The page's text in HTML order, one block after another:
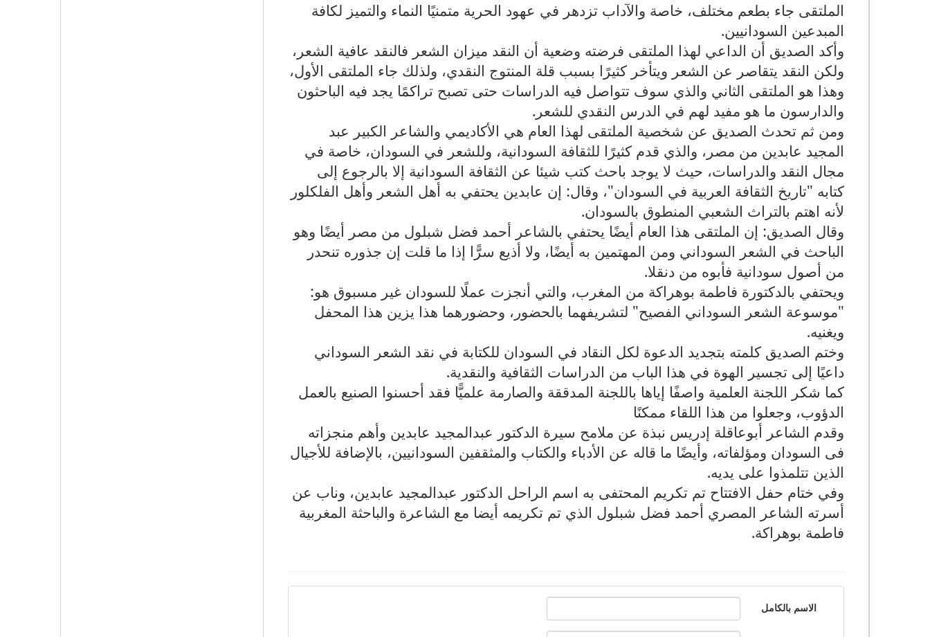
الملتقى جاء بطعم مختلف، خاصة والآداب تزدهر في عهود الحرية متمنيًا النماء والتميز لكافة
المبدعين السودانيين.
وأكد الصديق أن الداعي لهذا الملتقى فرضته وضعية أن النقد ميزان الشعر فالنقد عافية الشعر،
ولكن النقد يتقاصر عن الشعر ويتأخر كثيرًا بسبب قلة المنتوج النقدي، ولذلك جاء الملتقى الأول،
وهذا هو الملتقى الثاني والذي سوف تتواصل فيه الدراسات حتى تصبح تراكمًا يجد فيه الباحثون
والدارسون ما هو مفيد لهم في الدرس النقدي للشعر .
ومن ثم تحدث الصديق عن شخصية الملتقى لهذا العام هي الأكاديمي والشاعر الكبير عبد
المجيد عابدين من مصر، والذي قدم كثيرًا للثقافة السودانية، وللشعر في السودان، خاصة في
مجال النقد والدراسات، حيث لا يوجد باحث كتب شيئا عن الثقافة السودانية إلا بالرجوع إلى
كتابه "تاريخ الثقافة العربية في السودان"، وقال: إن عابدين يحتفي به أهل الشعر وأهل الفلكلور
لأنه اهتم بالتراث الشعبي المنطوق بالسودان.
وقال الصديق: إن الملتقى هذا العام أيضًا يحتفي بالشاعر أحمد فضل شبلول من مصر أيضًا وهو
الباحث في الشعر السوداني ومن المهتمين به أيضًا، ولا أذيع سرًّا إذا ما قلت إن جذوره تنحدر
من أصول سودانية فأبوه من دنقلا.
ويحتفي بالدكتورة فاطمة بوهراكة من المغرب، والتي أنجزت عملًا للسودان غير مسبوق هو:
"موسوعة الشعر السوداني الفصيح" لتشريفهما بالحضور، وحضورهما هذا يزين هذا المحفل
ويغنيه.
وختم الصديق كلمته بتجديد الدعوة لكل النقاد في السودان للكتابة في نقد الشعر السوداني
داعيًا إلى تجسير الهوة في هذا الباب من الدراسات الثقافية والنقدية.
كما شكر اللجنة العلمية واصفًا إياها باللجنة المدققة والصارمة علميًّا فقد أحسنوا الصنيع بالعمل
الدؤوب، وجعلوا من هذا اللقاء ممكنًا
وقدم الشاعر أبوعاقلة إدريس نبذة عن ملامح سيرة الدكتور عبدالمجيد عابدين وأهم منجزاته
فى السودان ومؤلفاته، وأيضًا ما قاله عن الأدباء والكتاب والمثقفين السودانيين، بالإضافة للأجيال
الذين تتلمذوا على يديه.
وفي ختام حفل الافتتاح تم تكريم المحتفى به اسم الراحل الدكتور عبدالمجيد عابدين، وناب عن
أسرته الشاعر المصري أحمد فضل شبلول الذي تم تكريمه أيضا مع الشاعرة والباحثة المغربية
فاطمة بوهراكة.
الاسم بالكامل